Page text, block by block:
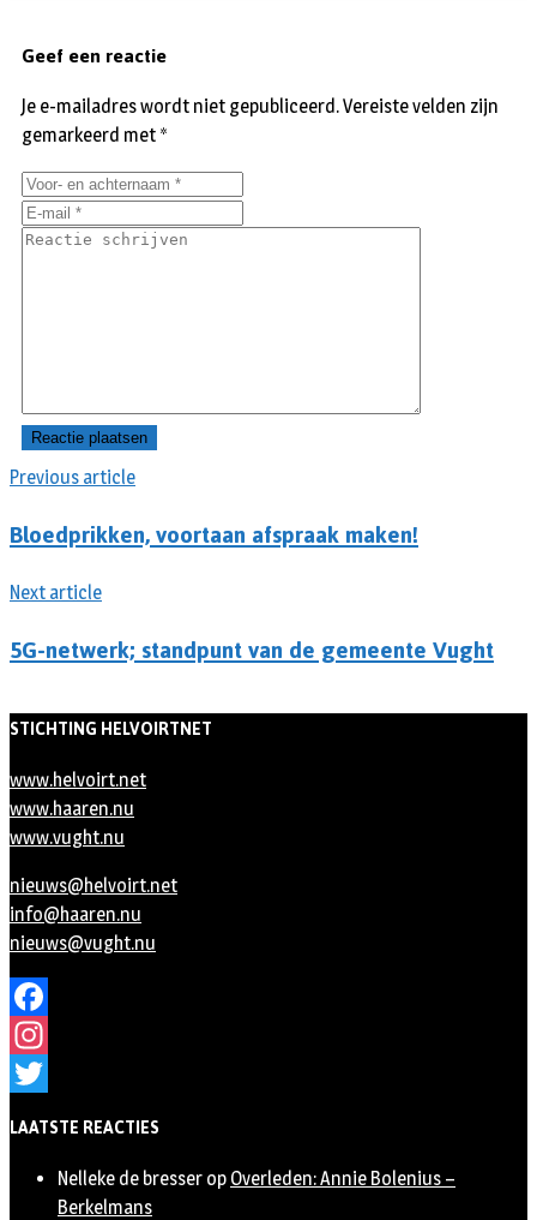
Previous article
Bloedprikken, voortaan afspraak maken!
Next article
5G-netwerk; standpunt van de gemeente Vught
Geef een reactie
Je e-mailadres wordt niet gepubliceerd.Vereiste velden zijn
gemarkeerd met *
STICHTING HELVOIRTNET
www.helvoirt.net
www.haaren.nu
www.vught.nu
nieuws@helvoirt.net
info@haaren.nu
nieuws@vught.nu
Facebook
Instagram
LAATSTE REACTIES
Nelleke de bresser op Overleden: Annie Bolenius –
Berkelmans